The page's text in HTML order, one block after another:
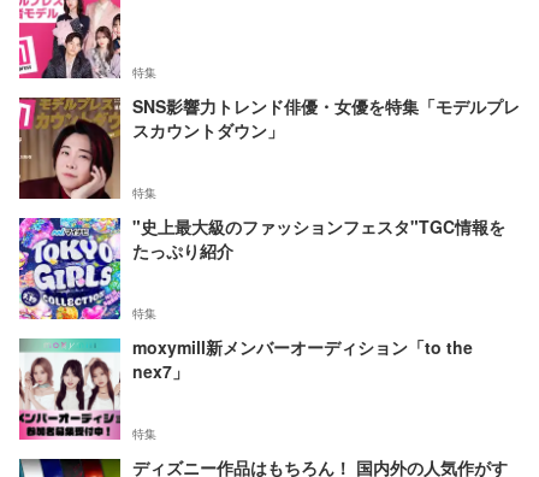
特集
SNS影響力トレンド俳優・女優を特集「モデルプレ
スカウントダウン」
特集
"史上最大級のファッションフェスタ"TGC情報を
たっぷり紹介
特集
moxymill新メンバーオーディション「to the
nex7」
特集
ディズニー作品はもちろん！ 国内外の人気作がす